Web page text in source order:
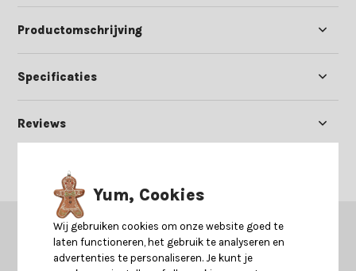
Productomschrijving
Specificaties
Reviews
GERELATEERDE PRODUCTEN
Misschien is dit ook iets voor je?
Yum, Cookies
Wij gebruiken cookies om onze website goed te
laten functioneren, het gebruik te analyseren en
advertenties te personaliseren. Je kunt je